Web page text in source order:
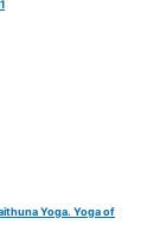
Yoga. Yoga of